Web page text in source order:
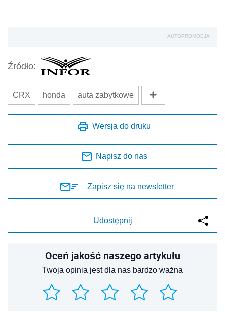
AUTOPROMOCJA
Źródło:
CRX honda auta zabytkowe
Wersja do druku
Napisz do nas
Zapisz się na newsletter
Udostępnij
Oceń jakość naszego artykułu
Twoja opinia jest dla nas bardzo ważna